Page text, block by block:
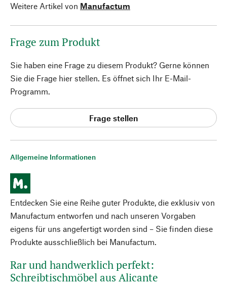
Allgemeine Informationen
Entdecken Sie eine Reihe guter Produkte, die exklusiv von
Manufactum entworfen und nach unseren Vorgaben
eigens für uns angefertigt worden sind – Sie finden diese
Produkte ausschließlich bei Manufactum.
Rar und handwerklich perfekt:
Schreibtischmöbel aus Alicante
Weitere Artikel von Manufactum
Frage zum Produkt
Sie haben eine Frage zu diesem Produkt? Gerne können
Sie die Frage hier stellen. Es öffnet sich Ihr E-Mail-
Programm.
Frage stellen